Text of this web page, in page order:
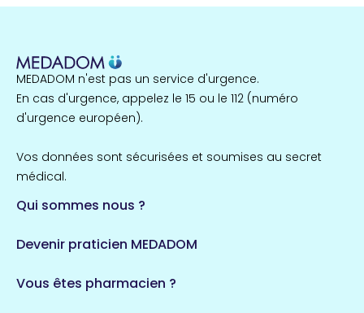
Île-de-France
857 espaces de santé
124 espaces de santé
Côtes-d'Armor
Maine-et-Loire
1 espaces de santé
1 espaces de santé
MEDADOM n'est pas un service d'urgence.
En cas d'urgence, appelez le 15 ou le 112 (numéro
d'urgence européen).
Vos données sont sécurisées et soumises au secret
médical.
Qui sommes nous ?
Devenir praticien MEDADOM
Vous êtes pharmacien ?